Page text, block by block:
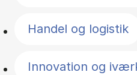
Handel og logistik
Innovation og